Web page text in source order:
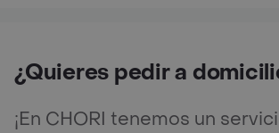
¿Quieres pedir a
¡En CHORI tenemos un